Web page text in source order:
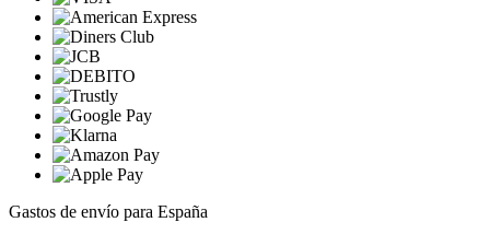
Gastos de envío para España